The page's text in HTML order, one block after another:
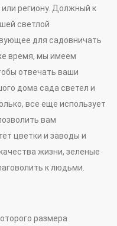
региону. Должный к
светлой
для садовничать
время, мы имеем
отвечать ваши
дома сада светел и
все еще использует
вам
цветки и заводы и
жизни, зеленые
к людьми.
размера